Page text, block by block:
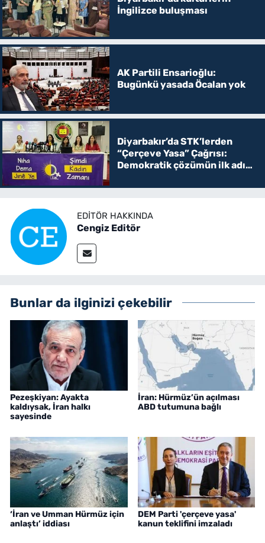
İngilizce buluşması
AK Partili Ensarioğlu:
Bugünkü yasada Öcalan yok
Diyarbakır’da STK’lerden
“Çerçeve Yasa” Çağrısı:
Demokratik çözümün ilk adımı
EDITÖR HAKKINDA
Cengiz Editör
Bunlar da ilginizi çekebilir
Pezeşkiyan: Ayakta
kaldıysak, İran halkı
sayesinde
İran: Hürmüz’ün açılması
ABD tutumuna bağlı
‘İran ve Umman Hürmüz için
anlaştı’ iddiası
DEM Parti 'çerçeve yasa'
kanun teklifini imzaladı